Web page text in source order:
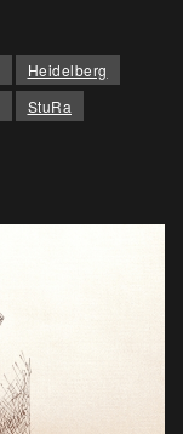
Heidelberg
StuRa